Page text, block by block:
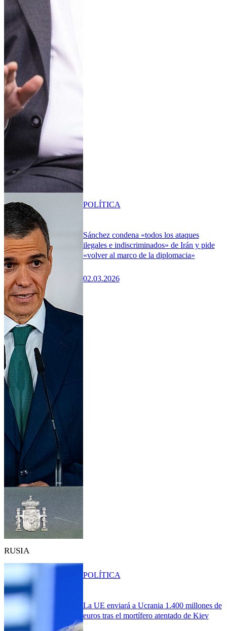
Sánchez condena «todos los ataques
ilegales e indiscriminados» de Irán y pide
«volver al marco de la diplomacia»
02.03.2026
POLÍTICA
RUSIA
La UE enviará a Ucrania 1.400 millones de
euros tras el mortífero atentado de Kiev
POLÍTICA